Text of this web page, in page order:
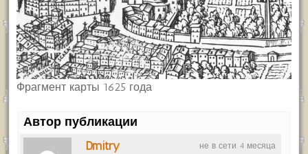
Фрагмент карты 1625 года
Автор публикации
не в сети 4 месяца
Dmitry